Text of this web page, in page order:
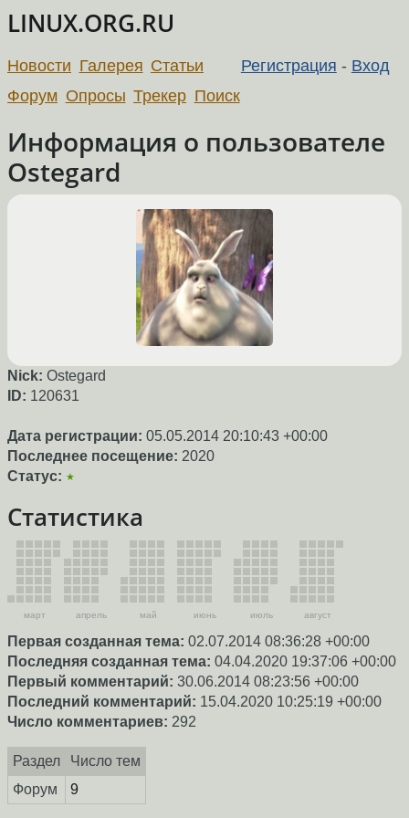
LINUX.ORG.RU
Регистрация - Вход
Новости Галерея Статьи
Форум Опросы Трекер Поиск
Информация о пользователе
Ostegard
Nick: Ostegard
ID: 120631
Дата регистрации: 05.05.2014 20:10:43 +00:00
Последнее посещение: 2020
Статус: ★
Статистика
март апрель май июнь июль август
Первая созданная тема: 02.07.2014 08:36:28 +00:00
Последняя созданная тема: 04.04.2020 19:37:06 +00:00
Первый комментарий: 30.06.2014 08:23:56 +00:00
Последний комментарий: 15.04.2020 10:25:19 +00:00
Число комментариев: 292
Раздел
Число тем
Форум
9